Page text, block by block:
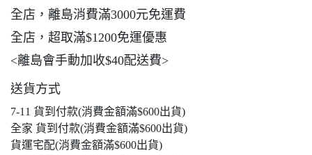
全店，離島消費滿3000元免運費
全店，超取滿$1200免運優惠
<離島會手動加收$40配送費>
送貨方式
7-11 貨到付款(消費金額滿$600出貨)
全家 貨到付款(消費金額滿$600出貨)
貨運宅配(消費金額滿$600出貨)